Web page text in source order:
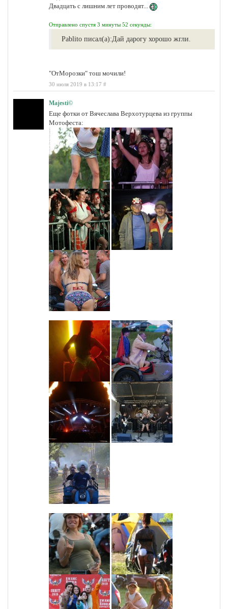
Двадцать с лишним лет проводят...
Отправлено спустя 3 минуты 52 секунды:
Pablito писал(а):Дай дарогу хорошо жгли.
"ОтМорозки" тош мочили!
30 июля 2019 в 13:17 #
Majesti©
Еще фотки от Вячеслава Верхотурцева из группы
Мотофеста: